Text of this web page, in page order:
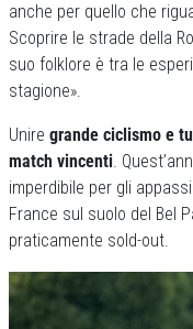
anche per quello che
Scoprire le strade della
suo folklore è tra le
stagione».
Unire grande ciclismo e
match vincenti.
imperdibile per gli
France sul suolo del Bel
praticamente sold-out.